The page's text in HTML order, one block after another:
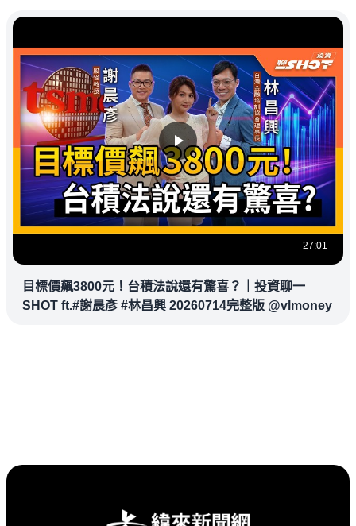
27:01
目標價飆3800元！台積法說還有驚喜？｜投資聊一
SHOT ft.#謝晨彥 #林昌興 20260714完整版 @vlmoney